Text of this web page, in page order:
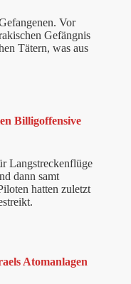
Vor
Gefängnis
Tätern, was aus
Billigoffensive
Langstreckenflüge
dann samt
hatten zuletzt
Atomanlagen